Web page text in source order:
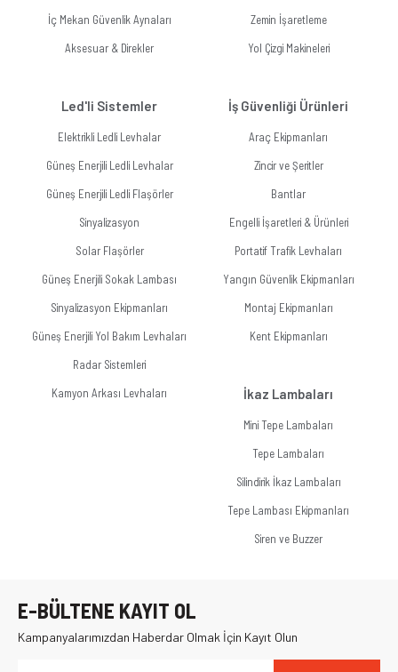
İç Mekan Güvenlik Aynaları
Aksesuar & Direkler
Led'li Sistemler
Elektrikli Ledli Levhalar
Güneş Enerjili Ledli Levhalar
Güneş Enerjili Ledli Flaşörler
Sinyalizasyon
Solar Flaşörler
Güneş Enerjili Sokak Lambası
Sinyalizasyon Ekipmanları
Güneş Enerjili Yol Bakım Levhaları
Radar Sistemleri
Kamyon Arkası Levhaları
Zemin İşaretleme
Yol Çizgi Makineleri
İş Güvenliği Ürünleri
Araç Ekipmanları
Zincir ve Şeritler
Bantlar
Engelli İşaretleri & Ürünleri
Portatif Trafik Levhaları
Yangın Güvenlik Ekipmanları
Montaj Ekipmanları
Kent Ekipmanları
İkaz Lambaları
Mini Tepe Lambaları
Tepe Lambaları
Silindirik İkaz Lambaları
Tepe Lambası Ekipmanları
Siren ve Buzzer
E-BÜLTENE KAYIT OL
Kampanyalarımızdan Haberdar Olmak İçin Kayıt Olun